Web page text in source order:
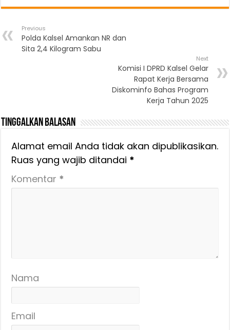
Previous
Polda Kalsel Amankan NR dan
Sita 2,4 Kilogram Sabu
Next
Komisi I DPRD Kalsel Gelar
Rapat Kerja Bersama
Diskominfo Bahas Program
Kerja Tahun 2025
Tinggalkan Balasan
Alamat email Anda tidak akan dipublikasikan.
Ruas yang wajib ditandai *
Komentar *
Nama
Email